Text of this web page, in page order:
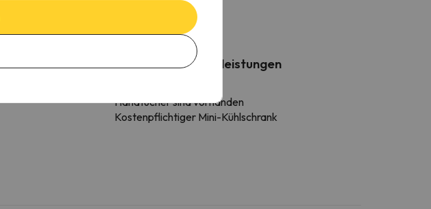
Weitere Dienstleistungen
Handtücher sind vorhanden
Kostenpflichtiger Mini-Kühlschrank